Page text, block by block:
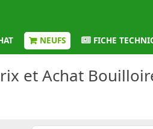
NEUFS FICHE
et Achat